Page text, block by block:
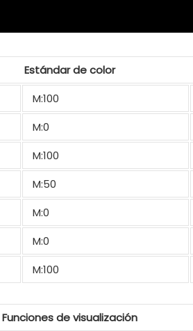
Estándar de color
M:100
M:0
M:100
M:50
M:0
M:0
M:100
Funciones de visualización